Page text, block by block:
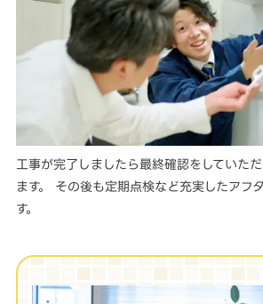
工事が完了しましたら最終確認をしていた
ます。 その後も定期点検など充実したアフ
す。